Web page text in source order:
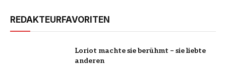
REDAKTEURFAVORITEN
Loriot machte sie berühmt – sie liebte
anderen